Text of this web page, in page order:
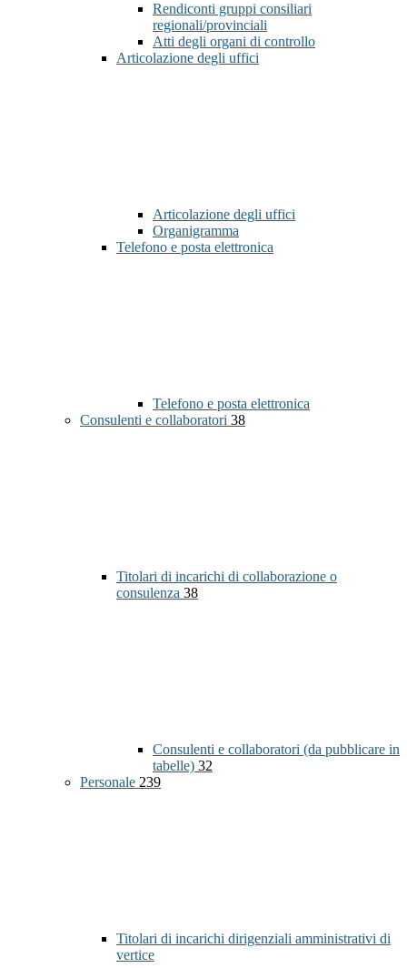
Rendiconti gruppi consiliari
regionali/provinciali
Atti degli organi di controllo
Articolazione degli uffici
Articolazione degli uffici
Organigramma
Telefono e posta elettronica
Telefono e posta elettronica
Consulenti e collaboratori 38
Titolari di incarichi di collaborazione o
consulenza 38
Consulenti e collaboratori (da pubblicare in
tabelle) 32
Personale 239
Titolari di incarichi dirigenziali amministrativi di
vertice